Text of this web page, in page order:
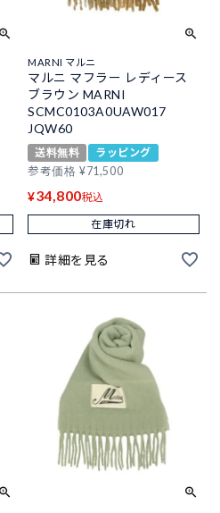
MARNI マルニ
マルニ マフラー レディース
ブラウン MARNI
SCMC0103A0UAW017
JQW60
送料無料
ラッピング
参考価格 ¥71,500
¥34,800税込
在庫切れ
詳細を見る